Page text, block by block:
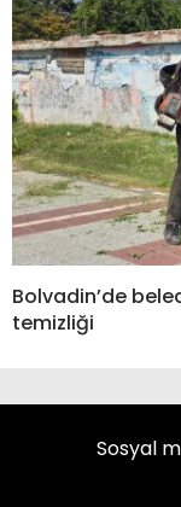
Bolvadin’de
temizliği
Sosyal